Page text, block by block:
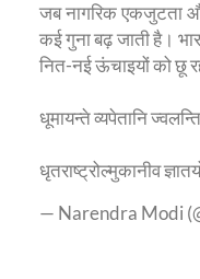
जब नागरिक एकजुटता
कई गुना बढ़ जाती है।
नित-नई ऊंचाइयों को छू
धूमायन्ते व्यपेतानि
धृतराष्ट्रोल्मुकानीव
— Narendra Modi